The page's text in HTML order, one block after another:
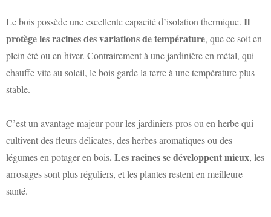
Le bois possède une excellente capacité d’isolation thermique. Il
protège les racines des variations de température, que ce soit en
plein été ou en hiver. Contrairement à une jardinière en métal, qui
chauffe vite au soleil, le bois garde la terre à une température plus
stable.
C’est un avantage majeur pour les jardiniers pros ou en herbe qui
cultivent des fleurs délicates, des herbes aromatiques ou des
légumes en potager en bois. Les racines se développent mieux, les
arrosages sont plus réguliers, et les plantes restent en meilleure
santé.